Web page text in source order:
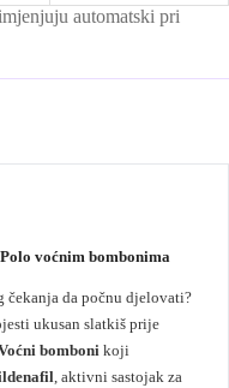
automatski pri
voćnim bombonima
čekanja da počnu djelovati?
ukusan slatkiš prije
bomboni koji
, aktivni sastojak za